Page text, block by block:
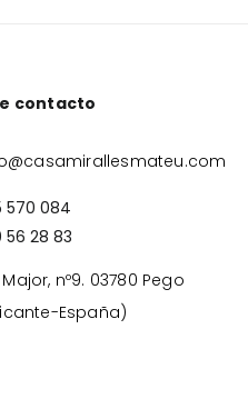
contacto
570 084
56 28 83
nº9. 03780 Pego
España)